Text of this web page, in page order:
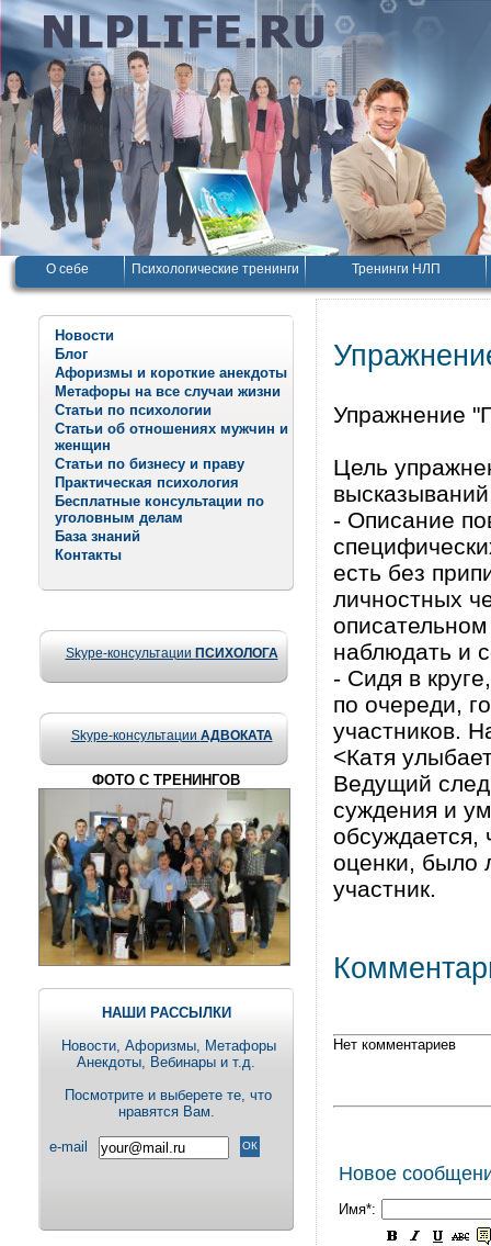
О себе Психологические тренинги Тренинги НЛП
Новости
Блог
Афоризмы и короткие анекдоты
Метафоры на все случаи жизни
Статьи по психологии
Статьи об отношениях мужчин и
женщин
Статьи по бизнесу и праву
Практическая психология
Бесплатные консультации по
уголовным делам
База знаний
Контакты
Skype-консультации ПСИХОЛОГА
Skype-консультации АДВОКАТА
ФОТО С ТРЕНИНГОВ
НАШИ РАССЫЛКИ
Новости, Aфоризмы, Метафоры
Анекдоты, Вебинары и т.д.
Посмотрите и выберете те, что
нравятся Вам.
e-mail
Упражнение
Цель
- Описание
есть без
личностных
наблюдать и
- Сидя в
по очереди,
участников.
<Катя
Ведущий
суждения и
обсуждается,
оценки, было
участник.
Нет комментариев
Новое
Имя*: